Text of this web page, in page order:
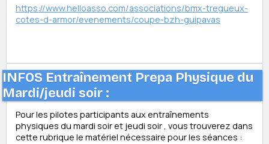
https://www.helloasso.com/associations/bmx-tregueux-
cotes-d-armor/evenements/coupe-bzh-guipavas
INFOS Entraînement Prepa Physique du
Mardi/jeudi soir :
Pour les pilotes participants aux entraînements
physiques du mardi soir et jeudi soir , vous trouverez dans
cette rubrique le matériel nécessaire pour les séances :